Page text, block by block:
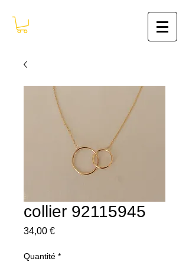
collier 92115945
34,00 €Prix
Quantité *